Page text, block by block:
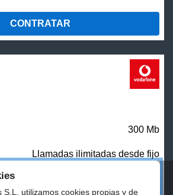
CONTRATAR
300 Mb
Llamadas ilimitadas desde fijo
27,00 €/mes
S.L. utilizamos cookies propias y de